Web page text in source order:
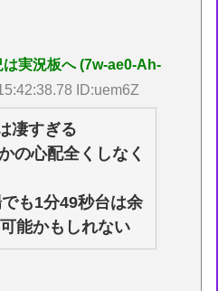
実況板へ (7w-ae0-Ah-
ID:uem6Z
凄すぎる
の心配全くしなく
も1分49秒台は余
能かもしれない